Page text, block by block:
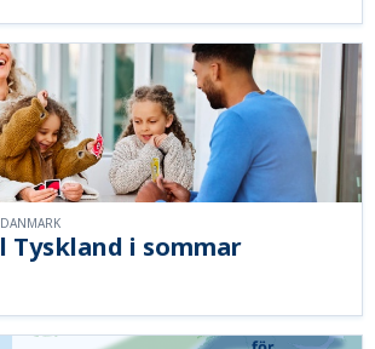
Tyskland i sommar